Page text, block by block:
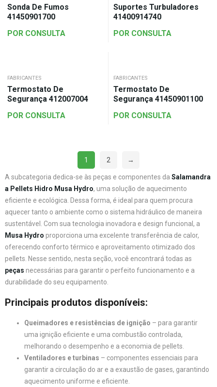
Sonda De Fumos
41450901700
POR CONSULTA
Suportes Turbuladores
41400914740
POR CONSULTA
FABRICANTES
Termostato De
Segurança 412007004
POR CONSULTA
FABRICANTES
Termostato De
Segurança 41450901100
POR CONSULTA
1 2 →
A subcategoria dedica-se às peças e componentes da Salamandra
a Pellets Hidro Musa Hydro, uma solução de aquecimento
eficiente e ecológica. Dessa forma, é ideal para quem procura
aquecer tanto o ambiente como o sistema hidráulico de maneira
sustentável. Com sua tecnologia inovadora e design funcional, a
Musa Hydro proporciona uma excelente transferência de calor,
oferecendo conforto térmico e aproveitamento otimizado dos
pellets. Nesse sentido, nesta seção, você encontrará todas as
peças necessárias para garantir o perfeito funcionamento e a
durabilidade do seu equipamento.
Principais produtos disponíveis:
Queimadores e resistências de ignição – para garantir
uma ignição eficiente e uma combustão controlada,
melhorando o desempenho e a economia de pellets.
Ventiladores e turbinas – componentes essenciais para
garantir a circulação do ar e a exaustão de gases, garantindo
aquecimento uniforme e eficiente.